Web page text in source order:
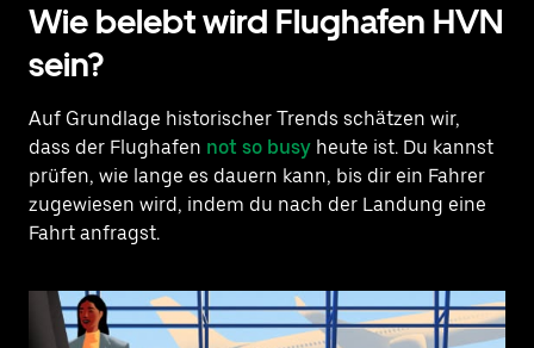
Wie belebt wird Flughafen HVN
sein?
Auf Grundlage historischer Trends schätzen wir,
dass der Flughafen not so busy heute ist. Du kannst
prüfen, wie lange es dauern kann, bis dir ein Fahrer
zugewiesen wird, indem du nach der Landung eine
Fahrt anfragst.